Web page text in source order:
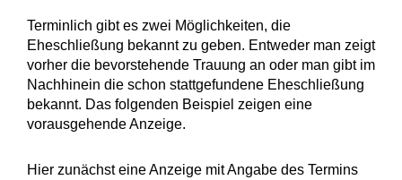
Terminlich gibt es zwei Möglichkeiten, die
Eheschließung bekannt zu geben. Entweder man zeigt
vorher die bevorstehende Trauung an oder man gibt im
Nachhinein die schon stattgefundene Eheschließung
bekannt. Das folgenden Beispiel zeigen eine
vorausgehende Anzeige.
Hier zunächst eine Anzeige mit Angabe des Termins